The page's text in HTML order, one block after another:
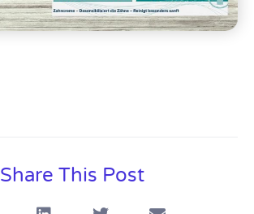
Share This Post